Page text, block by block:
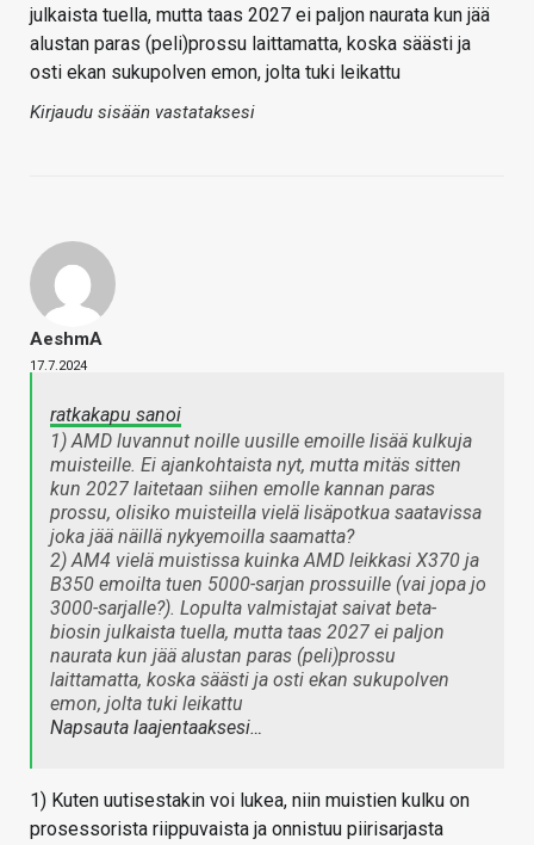
julkaista tuella, mutta taas 2027 ei paljon naurata kun jää
alustan paras (peli)prossu laittamatta, koska säästi ja
osti ekan sukupolven emon, jolta tuki leikattu
Kirjaudu sisään vastataksesi
AeshmA
17.7.2024
ratkakapu sanoi
1) AMD luvannut noille uusille emoille lisää kulkuja
muisteille. Ei ajankohtaista nyt, mutta mitäs sitten
kun 2027 laitetaan siihen emolle kannan paras
prossu, olisiko muisteilla vielä lisäpotkua saatavissa
joka jää näillä nykyemoilla saamatta?
2) AM4 vielä muistissa kuinka AMD leikkasi X370 ja
B350 emoilta tuen 5000-sarjan prossuille (vai jopa jo
3000-sarjalle?). Lopulta valmistajat saivat beta-
biosin julkaista tuella, mutta taas 2027 ei paljon
naurata kun jää alustan paras (peli)prossu
laittamatta, koska säästi ja osti ekan sukupolven
emon, jolta tuki leikattu
Napsauta laajentaaksesi…
1) Kuten uutisestakin voi lukea, niin muistien kulku on
prosessorista riippuvaista ja onnistuu piirisarjasta